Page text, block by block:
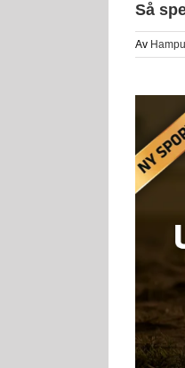
Så
Av